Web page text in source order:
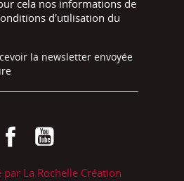
cela nos informations de
d'utilisation du
la newsletter envoyée
Facebook
La Rochelle Création